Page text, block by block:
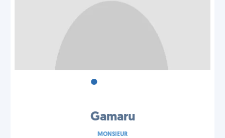
•
Gamaru
MONSIEUR